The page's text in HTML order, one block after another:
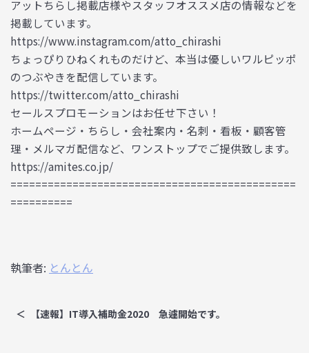
アットちらし掲載店様やスタッフオススメ店の情報などを
掲載しています。
https://www.instagram.com/atto_chirashi
ちょっぴりひねくれものだけど、本当は優しいワルピッポ
のつぶやきを配信しています。
https://twitter.com/atto_chirashi
セールスプロモーションはお任せ下さい！
ホームページ・ちらし・会社案内・名刺・看板・顧客管
理・メルマガ配信など、ワンストップでご提供致します。
https://amites.co.jp/
==============================================
==========
執筆者: とんとん
【速報】IT導入補助金2020 急遽開始です。